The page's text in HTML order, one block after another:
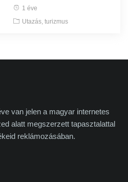
1 éve
Utazás, turizmus
van jelen a magyar internetes
alatt megszerzett tapasztalattal
reklámozásában.